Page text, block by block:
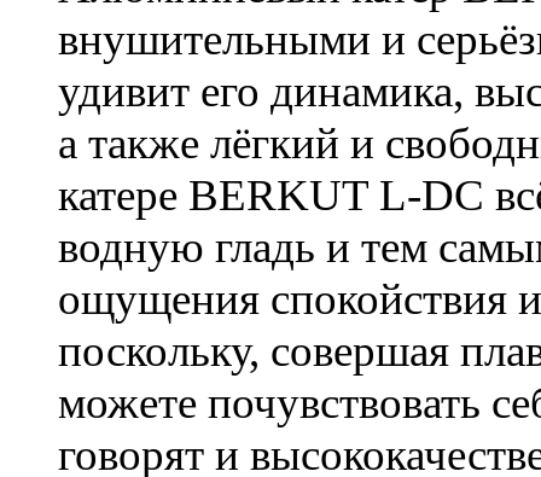
внушительными и
удивит его динамика,
а также лёгкий и
катере BERKUT L-DC
водную гладь и тем
ощущения спокойствия
поскольку, совершая
можете почувствовать
говорят и